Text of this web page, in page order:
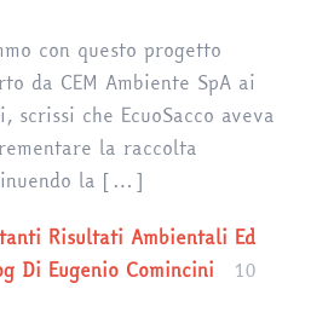
con questo progetto
da CEM Ambiente SpA ai
scrissi che EcuoSacco aveva
la raccolta
la […]
Risultati Ambientali Ed
Di Eugenio Comincini
10